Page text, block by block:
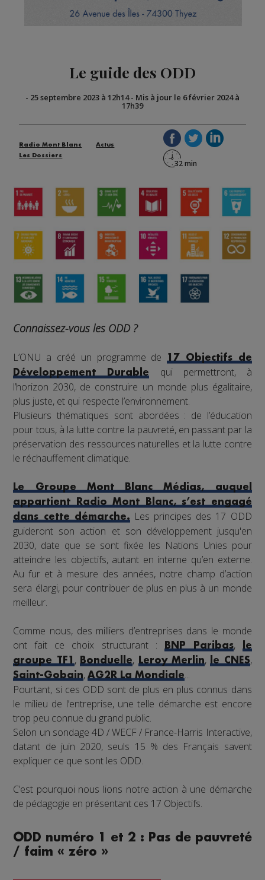
Le guide des ODD
- 25 septembre 2023 à 12h14- Mis à jour le 6 février 2024 à
17h39
Radio Mont Blanc
Actus
Les Dossiers
Connaissez-vous les ODD ?
L’ONU a créé un programme de17 Objectifs de
Développement Durable
qui permettront, à
l’horizon 2030, de construire un monde plus égalitaire,
plus juste, et qui respecte l’environnement.
Plusieurs thématiques sont abordées : de l’éducation
pour tous, à la lutte contre la pauvreté, en passant par la
préservation des ressources naturelles et la lutte contre
le réchauffement climatique.
Le Groupe Mont Blanc Médias, auquel
appartient Radio Mont Blanc, s’est engagé
dans cette démarche.Les principes des 17 ODD
guideront son action et son développement jusqu'en
2030, date que se sont fixée les Nations Unies pour
atteindre les objectifs, autant en interne qu’en externe.
Au fur et à mesure des années, notre champ d’action
sera élargi, pour contribuer de plus en plus à un monde
meilleur.
Comme nous, des milliers d’entreprises dans le monde
ont fait ce choix structurant :
BNP Paribas,
le
groupe TF1 , Bonduelle, Leroy Merlin, le CNES,
Saint-Gobain,AG2R La Mondiale...
Pourtant, si ces ODD sont de plus en plus connus dans
le milieu de l’entreprise, une telle démarche est encore
trop peu connue du grand public.
Selon un sondage 4D / WECF / France-Harris Interactive,
datant de juin 2020, seuls 15 % des Français savent
expliquer ce que sont les ODD.
C’est pourquoi nous lions notre action à une démarche
de pédagogie en présentant ces 17 Objectifs.
ODD numéro 1 et 2 : Pas de pauvreté
/ faim « zéro »